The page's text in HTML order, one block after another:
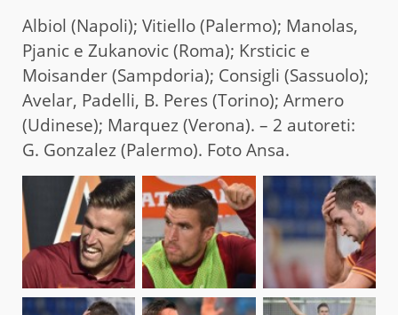
Albiol (Napoli); Vitiello (Palermo); Manolas,
Pjanic e Zukanovic (Roma); Krsticic e
Moisander (Sampdoria); Consigli (Sassuolo);
Avelar, Padelli, B. Peres (Torino); Armero
(Udinese); Marquez (Verona). – 2 autoreti:
G. Gonzalez (Palermo). Foto Ansa.